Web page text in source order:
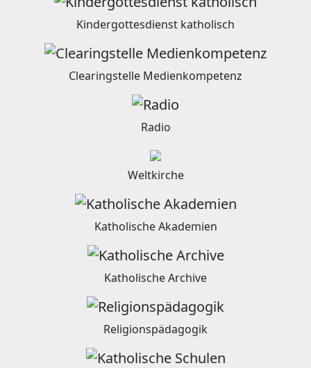
Kindergottesdienst katholisch
Clearingstelle Medienkompetenz
Radio
Weltkirche
Katholische Akademien
Katholische Archive
Religionspädagogik